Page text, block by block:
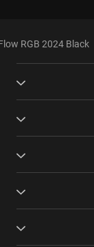
RGB 2024 Black